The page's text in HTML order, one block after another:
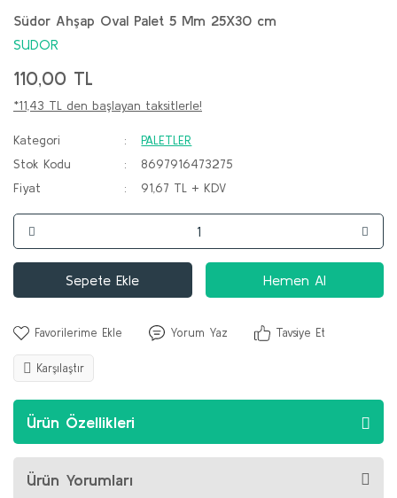
Südor Ahşap Oval Palet 5 Mm 25X30 cm
SUDOR
110,00 TL
*11,43 TL den başlayan taksitlerle!
Kategori
PALETLER
Stok Kodu
8697916473275
Fiyat
91,67 TL + KDV
Sepete Ekle Hemen Al
Yorum Yaz Tavsiye Et
Karşılaştır
Ürün Özellikleri
Ürün Yorumları